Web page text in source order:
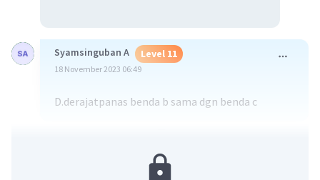
Syamsinguban A Level 11
18 November 2023 06:49
D.derajatpanas benda b sama dgn benda c